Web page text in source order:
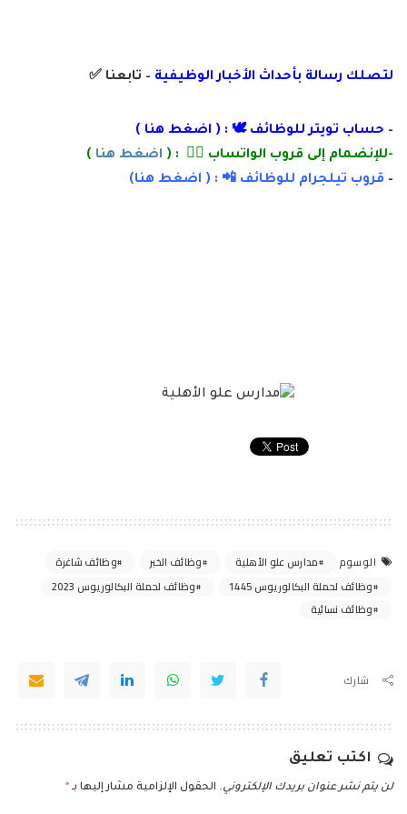
لتصلك رسالة بأحداث الأخبار الوظيفية – تابعنا ✅
– حساب تويتر للوظائف 🕊 : ( اضغط هنا )
-للإنضمام إلى قروب الواتساب 👌🏽 : ( اضغط هنا )
– قروب تيلجرام للوظائف 📲 : ( اضغط هنا)
الوسوم مدارس علو الأهلية وظائف الخبر
وظائف شاغرة
وظائف لحملة البكالوريوس 1445
وظائف لحملة البكالوريوس 2023
وظائف نسائية
شارك
اكتب تعليق
لن يتم نشر عنوان بريدك الإلكتروني. الحقول الإلزامية مشار إليها بـ *